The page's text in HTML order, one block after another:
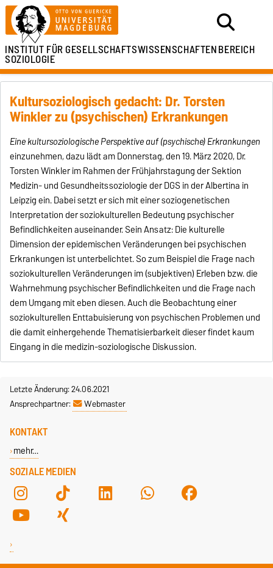
INSTITUT FÜRGESELLSCHAFTSWISSENSCHAFTENBEREICH
SOZIOLOGIE
Kultursoziologisch gedacht: Dr. Torsten
Winkler zu (psychischen) Erkrankungen
Eine kultursoziologische Perspektive auf (psychische) Erkrankungen
einzunehmen, dazu lädt am Donnerstag, den 19. März 2020, Dr.
Torsten Winkler im Rahmen der Frühjahrstagung der Sektion
Medizin- und Gesundheitssoziologie der DGS in der Albertina in
Leipzig ein. Dabei setzt er sich mit einer soziogenetischen
Interpretation der soziokulturellen Bedeutung psychischer
Befindlichkeiten auseinander. Sein Ansatz: Die kulturelle
Dimension der epidemischen Veränderungen bei psychischen
Erkrankungen ist unterbelichtet. So zum Beispiel die Frage nach
soziokulturellen Veränderungen im (subjektiven) Erleben bzw. die
Wahrnehmung psychischer Befindlichkeiten und die Frage nach
dem Umgang mit eben diesen. Auch die Beobachtung einer
soziokulturellen Enttabuisierung von psychischen Problemen und
die damit einhergehende Thematisierbarkeit dieser findet kaum
Eingang in die medizin-soziologische Diskussion.
Letzte Änderung: 24.06.2021
Ansprechpartner:
Webmaster
SOZIALE MEDIEN
KONTAKT
mehr…